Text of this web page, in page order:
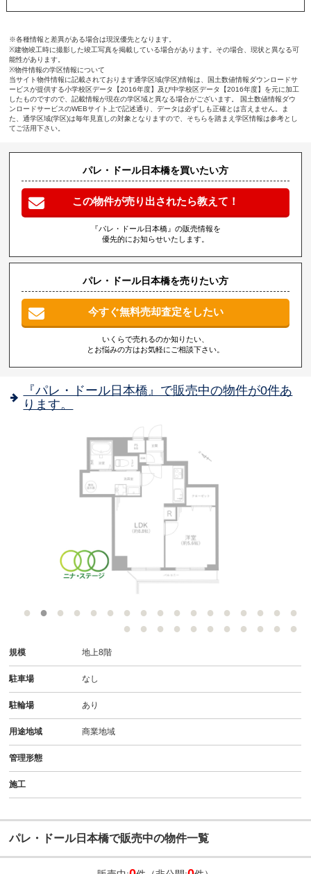
※各種情報と差異がある場合は現況優先となります。
※建物竣工時に撮影した竣工写真を掲載している場合があります。その場合、現状と異なる可
能性があります。
※物件情報の学区情報について
当サイト物件情報に記載されております通学区域(学区)情報は、国土数値情報ダウンロードサ
ービスが提供する小学校区データ【2016年度】及び中学校区データ【2016年度】を元に加工
したものですので、記載情報が現在の学区域と異なる場合がございます。 国土数値情報ダウ
ンロードサービスのWEBサイト上で記述通り、データは必ずしも正確とは言えません。ま
た、通学区域(学区)は毎年見直しの対象となりますので、そちらを踏まえ学区情報は参考とし
てご活用下さい。
パレ・ドール日本橋を買いたい方
この物件が売り出されたら教えて！
『パレ・ドール日本橋』の販売情報を
優先的にお知らせいたします。
パレ・ドール日本橋を売りたい方
今すぐ無料売却査定をしたい
いくらで売れるのか知りたい、
とお悩みの方はお気軽にご相談下さい。
『パレ・ドール日本橋』で販売中の物件が0件あ
ります。
規模 地上8階
駐車場 なし
駐輪場 あり
用途地域 商業地域
管理形態
施工
パレ・ドール日本橋で販売中の物件一覧